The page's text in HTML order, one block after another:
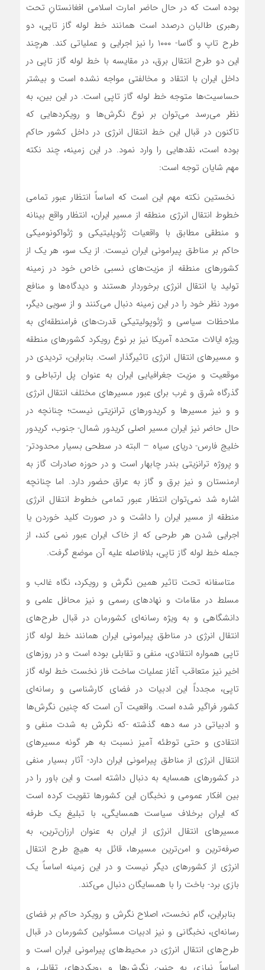
بوده است که در حال حاضر امارت اسلامی افغانستانِ تحت
رهبری طالبان درصدد است همانند خط لوله گاز تاپی، دو
طرح تاپ و گاسا- ۱۰۰۰ را نیز اجرایی و عملیاتی کند. هرچند
این دو طرح انتقال برق، در مقایسه با خط لوله گاز تاپی در
داخل ایران با انتقاد و مخالفتی مواجه نشده است و بیشتر
حساسیت‌‌ها متوجه خط لوله گاز تاپی است. در این بین، به
نظر‌‌ می‌رسد‌‌ می‌توان بر نوع نگرش‌‌ها و رویکردهایی که
تاکنون در قبال این خط انتقال انرژی در داخل کشور حاکم
بوده است، نقدهایی را وارد نمود. در این زمینه، چند نکته
مهم شایان توجه است:
‌‌‌‌ نخستین نکته مهم این است که اساساً انتظار عبور تمامی
خطوط انتقال انرژی منطقه از مسیر ایران، انتظار واقع بینانه
و منطقی مطابق با واقعیات ژئوپلیتیکی و ژئواکونومیکی
حاکم بر مناطق پیرامونی ایران نیست.‌‌‌‌‌‌ از یک سو، هر یک از
کشورهای منطقه از مزیت‌‌های نسبی خاص خود در زمینه
تولید یا انتقال انرژی برخوردار هستند و دیدگاه‌‌ها و منافع
مورد نظر خود را در این زمینه دنبال‌‌ می‌کنند و از سویی دیگر،
ملاحظات سیاسی و ژئوپولیتیکی قدرت‌‌های فرامنطقه‌ای به
ویژه ایالات متحده آمریکا نیز بر نوع رویکرد کشورهای منطقه
و مسیرهای انتقال انرژی تاثیرگذار است. بنابراین، تردیدی در
موقعیت و مزیت جغرافیایی ایران به عنوان پل ارتباطی و
گذرگاه شرق و غرب برای عبور مسیرهای مختلف انتقال انرژی
و و نیز مسیرها و کریدورهای ترانزیتی نیست؛ چنانچه در
حال حاضر نیز ایران مسیر اصلی کریدور شمال- جنوب، کریدور
خلیج فارس- دریای سیاه – البته در سطحی بسیار محدودتر-
و پروژه ترانزیتی بندر چابهار است و در حوزه صادرات گاز به
ارمنستان و نیز برق و گاز به عراق حضور دارد. اما چنانچه
اشاره شد نمی‌توان انتظار عبور تمامی خطوط انتقال انرژی
منطقه از مسیر ایران را داشت و در صورت کلید خوردن یا
اجرایی شدن هر طرحی که از خاک ایران عبور نمی کند، از
جمله خط لوله گاز تاپی، بلافاصله علیه آن موضع گرفت.‌‌
‌‌‌‌ متاسفانه تحت تاثیر همین نگرش و رویکرد، نگاه غالب و
مسلط در مقامات و نهادهای رسمی و نیز محافل علمی و
دانشگاهی و به ویژه رسانه‌ای کشورمان در قبال طرح‌‌های
انتقال انرژی در مناطق پیرامونی ایران همانند خط لوله گاز
تاپی همواره انتقادی، منفی و تقابلی بوده است و در روزهای
اخیر نیز متعاقب آغاز عملیات ساخت فاز نخست خط لوله گاز
تاپی، مجدداً این ادبیات در فضای کارشناسی و رسانه‌ای
کشور فراگیر شده است. واقعیت آن است که چنین نگرش‌‌ها
و ادبیاتی در سه دهه گذشته -که نگرش به شدت منفی و
انتقادی و حتی توطئه آمیز نسبت به هر گونه مسیرهای
انتقال انرژی از مناطق پیرامونی ایران دارد- آثار بسیار منفی
در کشورهای همسایه به دنبال داشته است و این باور را در
بین افکار عمومی و نخبگان این کشورها تقویت کرده است
که ایران برخلاف سیاست همسایگی، با تبلیغ یک طرفه
مسیرهای انتقال انرژی از ایران به عنوان ارزان‌ترین، به
صرفه‌ترین و امن‌ترین مسیرها، قائل به هیچ طرح انتقال
انرژی از کشورهای دیگر نیست و در این زمینه اساساً یک
بازی برد- باخت را با همسایگان دنبال‌‌ می‌کند.
‌‌‌‌ بنابراین، گام نخست، اصلاح نگرش و رویکرد حاکم بر فضای
رسانه‌ای، نخبگانی و نیز ادبیات مسئولین کشورمان در قبال
طرح‌‌های انتقال انرژی در محیط‌‌های پیرامونی ایران است و